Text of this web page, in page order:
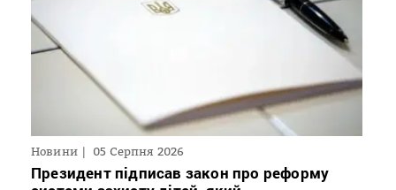
Новини 05 Серпня 2026
Президент підписав закон про реформу